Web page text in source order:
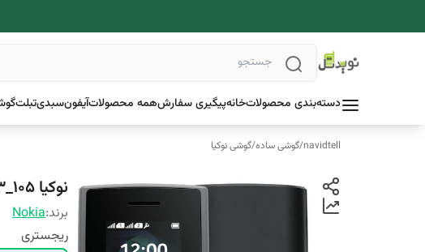
دسته‌بندی محصولاتخانهپیگیری سفارشهمه محصولاتآیفونسبدیتبلت
navidtell
/گوشی ساده/گوشی نوکیا
نوکیا 105_2023
برند:Nokia
ریجستری